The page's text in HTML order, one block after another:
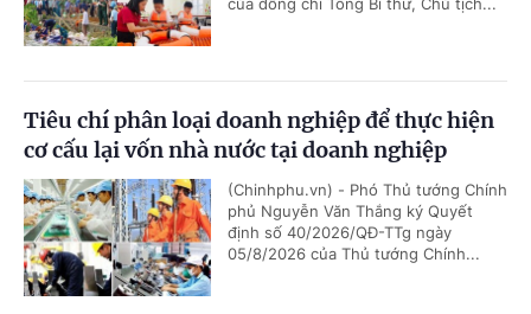
của đồng chí Tổng Bí thư, Chủ tịch...
Tiêu chí phân loại doanh nghiệp để thực hiện
cơ cấu lại vốn nhà nước tại doanh nghiệp
(Chinhphu.vn) - Phó Thủ tướng Chính
phủ Nguyễn Văn Thắng ký Quyết
định số 40/2026/QĐ-TTg ngày
05/8/2026 của Thủ tướng Chính...